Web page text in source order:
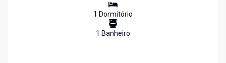
1 Dormitório
1 Banheiro